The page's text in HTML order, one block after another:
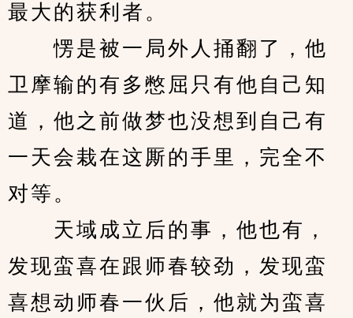
最大的获利者。
愣是被一局外人捅翻了，他
卫摩输的有多憋屈只有他自己知
道，他之前做梦也没想到自己有
一天会栽在这厮的手里，完全不
对等。
天域成立后的事，他也有，
发现蛮喜在跟师春较劲，发现蛮
喜想动师春一伙后，他就为蛮喜